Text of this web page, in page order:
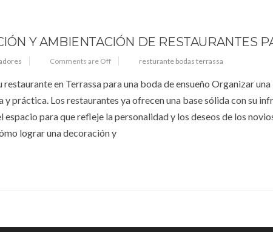
Y AMBIENTACIÓN DE RESTAURANTES
Comments are Off resturante bodas terrassa
en Terrassa para una boda de ensueño Organizar
y práctica. Los restaurantes ya ofrecen una base sólida con su
espacio para que refleje la personalidad y los deseos de los
lograr una decoración y